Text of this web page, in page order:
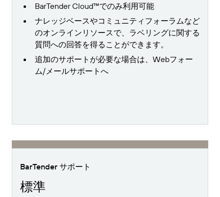
BarTender Cloud™でのみ利用可能
ナレッジベースやコミュニティフォーラムなど
のオンラインリソースで、ラベリングに関する
質問への回答を得ることができます。
追加のサポートが必要な場合は、Webフォー
ム/メールサポートへ
BarTender サポート
標準